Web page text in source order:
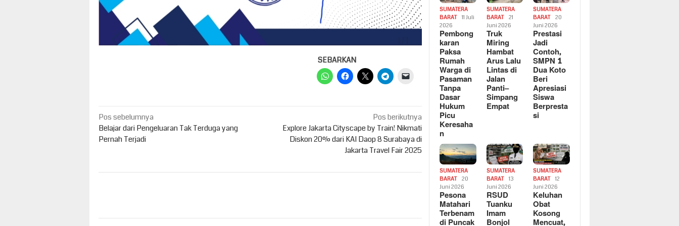
SEBARKAN
Navigasi
pos
Pos sebelumnya
Belajar dari Pengeluaran Tak Terduga yang
Pernah Terjadi
Pos berikutnya
Explore Jakarta Cityscape by Train! Nikmati
Diskon 20% dari KAI Daop 8 Surabaya di
Jakarta Travel Fair 2025
SUMATERA
BARAT
11 Juli
2026
Pembong
karan
Paksa
Rumah
Warga di
Pasaman
Tanpa
Dasar
Hukum
Picu
Keresaha
n
SUMATERA
BARAT
21
Juni 2026
Truk
Miring
Hambat
Arus Lalu
Lintas di
Jalan
Panti–
Simpang
Empat
SUMATERA
BARAT
20
Juni 2026
Prestasi
Jadi
Contoh,
SMPN 1
Dua Koto
Beri
Apresiasi
Siswa
Berpresta
si
SUMATERA
BARAT
20
Juni 2026
Pesona
Matahari
Terbenam
di Puncak
SUMATERA
BARAT
13
Juni 2026
RSUD
Tuanku
Imam
Bonjol
SUMATERA
BARAT
12
Juni 2026
Keluhan
Obat
Kosong
Mencuat,